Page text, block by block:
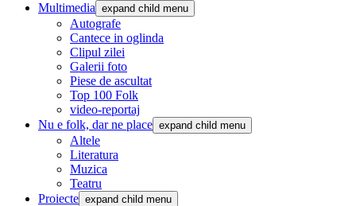
Multimedia expand child menu
Autografe
Cantece in oglinda
Clipul zilei
Galerii foto
Piese de ascultat
Top 100 Folk
video-reportaj
Nu e folk, dar ne place expand child menu
Altele
Literatura
Muzica
Teatru
Proiecte expand child menu